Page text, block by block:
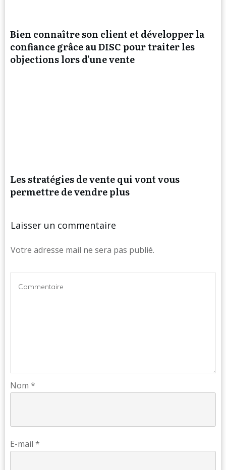
Bien connaître son client et développer la
confiance grâce au DISC pour traiter les
objections lors d’une vente
Les stratégies de vente qui vont vous
permettre de vendre plus
Laisser un commentaire
Votre adresse mail ne sera pas publié.
Nom *
E-mail *